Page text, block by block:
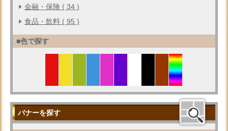
金融・保険 ( 34 )
食品・飲料 ( 95 )
■色で探す
バナーを探す